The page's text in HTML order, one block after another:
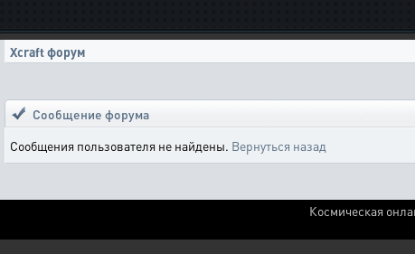
Xcraft форум
Сообщение форума
Сообщения пользователя не найдены. Вернуться назад
Космическая